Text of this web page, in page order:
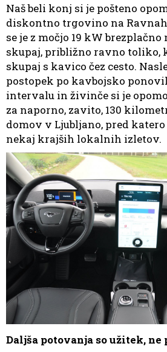
Naš beli konj si je pošteno
diskontno trgovino na
se je z močjo 19 kW
skupaj, približno ravno toliko,
skupaj s kavico čez cesto.
postopek po kavbojsko
intervalu in živinče si je
za naporno, zavito, 130
domov v Ljubljano, pred
nekaj krajših lokalnih izletov.
Daljša potovanja so užitek, ne